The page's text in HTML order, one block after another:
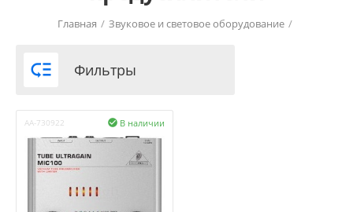
Главная / Звуковое и световое оборудование /
 Фильтры
AA-730922 В наличии
